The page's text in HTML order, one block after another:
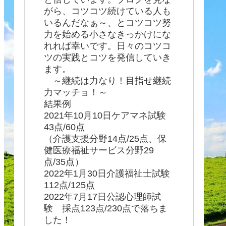
がら、コツコツ続けている人も
いるんだなぁ～、とコツコツ努
力を始める小さなきっかけにな
れれば幸いです。日々のコツコ
ツの実践とコツを発信していき
ます。
～継続は力なり！目指せ継続
力マッチョ！～
結果例
2021年10月10日ケアマネ試験
43点/60点
（介護支援分野14点/25点、保
健医療福祉サービス分野29
点/35点）
2022年1月30日介護福祉士試験
112点/125点
2022年7月17日公認心理師試
験 採点123点/230点で落ちま
した！